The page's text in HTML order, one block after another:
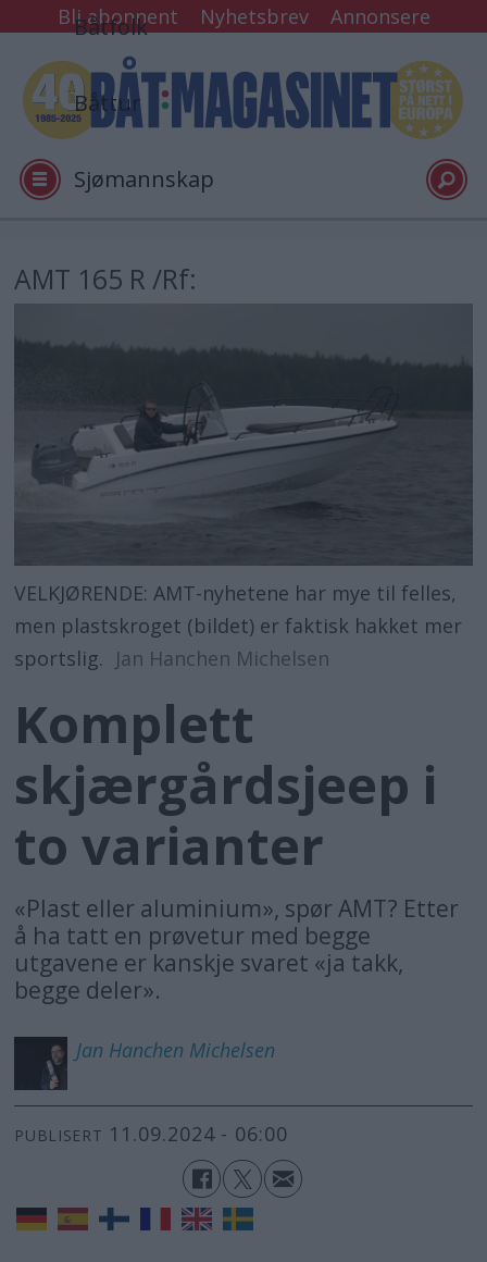
Bli abonnent Nyhetsbrev Annonsere
Båtfolk
Båttur
Sjømannskap
Logg inn
AMT 165 R /Rf:
VELKJØRENDE: AMT-nyhetene har mye til felles,
men plastskroget (bildet) er faktisk hakket mer
sportslig.
Jan Hanchen Michelsen
Komplett
skjærgårdsjeep i
to varianter
«Plast eller aluminium», spør AMT? Etter
å ha tatt en prøvetur med begge
utgavene er kanskje svaret «ja takk,
begge deler».
Jan Hanchen Michelsen
PUBLISERT 11.09.2024 - 06:00